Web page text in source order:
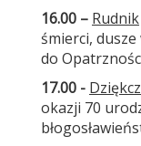
16.00 – Rudnik
śmierci,
do
17.00 -
okazji 70